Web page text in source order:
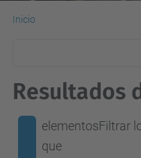
Inicio
Resultados
elementos
que
Filtrar